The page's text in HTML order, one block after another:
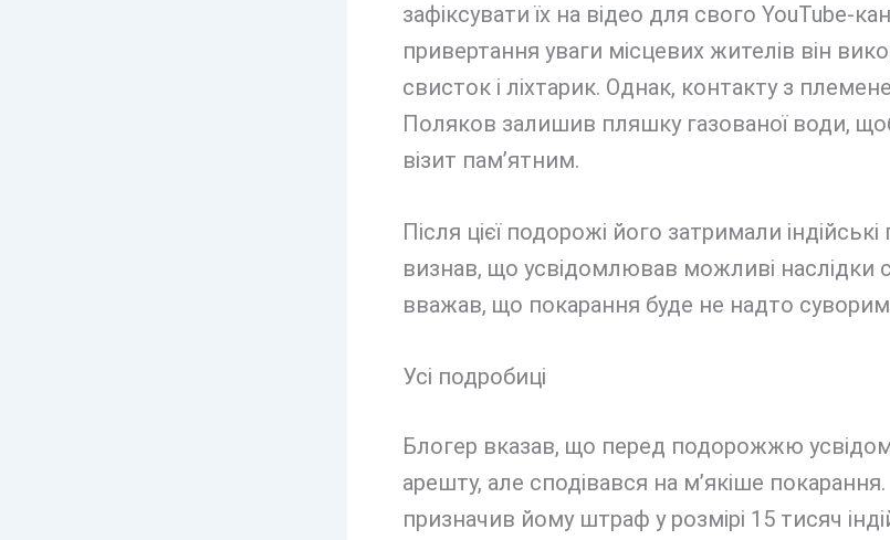
зафіксувати їх на відео для свого YouTube-
привертання уваги місцевих жителів він
свисток і ліхтарик. Однак, контакту з
Поляков залишив пляшку газованої води,
візит пам’ятним.
Після цієї подорожі його затримали
визнав, що усвідомлював можливі наслідки
вважав, що покарання буде не надто
Усі подробиці
Блогер вказав, що перед подорожжю
арешту, але сподівався на м’якіше покарання.
призначив йому штраф у розмірі 15 тисяч